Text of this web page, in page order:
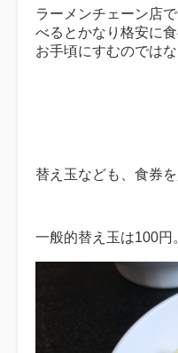
ラーメンチェーン店
べるとかなり格安に
お手頃にすむのでは
替え玉なども、食券
一般的替え玉は100円